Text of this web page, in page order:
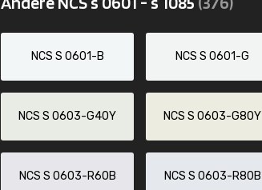
NCS S 0601-B NCS S 0601-G
NCS S 0603-G40Y NCS S 0603-G80Y
NCS S 0603-R60B NCS S 0603-R80B